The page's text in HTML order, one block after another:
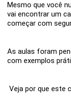
Mesmo que você
vai encontrar um
começar com
As aulas foram
com exemplos
Veja por que este